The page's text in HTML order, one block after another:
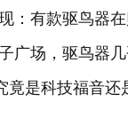
：有款驱鸟器
广场，驱鸟器
竟是科技福音还